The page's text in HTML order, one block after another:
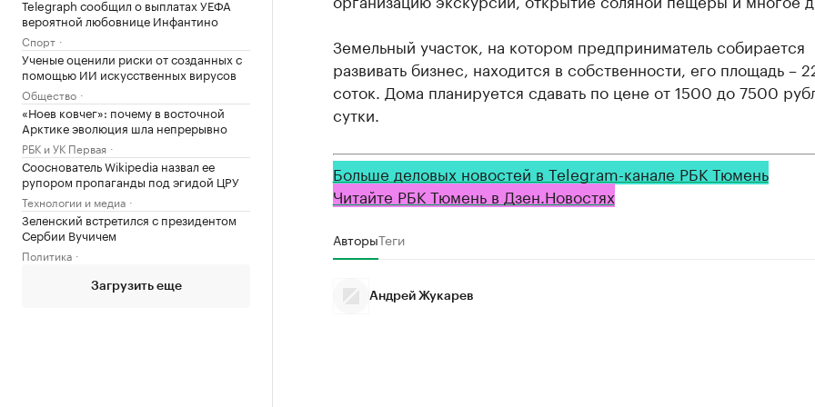
Telegraph сообщил о выплатах УЕФА
вероятной любовнице Инфантино
Спорт
Ученые оценили риски от созданных с
помощью ИИ искусственных вирусов
Общество
«Ноев ковчег»: почему в восточной
Арктике эволюция шла непрерывно
РБК и УК Первая
Сооснователь Wikipedia назвал ее
рупором пропаганды под эгидой ЦРУ
Технологии и медиа
Зеленский встретился с президентом
Сербии Вучичем
Политика
Загрузить еще
Земельный участок, на котором предприниматель собирается
развивать бизнес, находится в собственности, его площадь –
соток. Дома планируется сдавать по цене от 1500 до 7500
сутки.
Больше деловых новостей в Telegram-канале РБК Тюмень
Читайте РБК Тюмень в Дзен.Новостях
АвторыТеги
Андрей Жукарев